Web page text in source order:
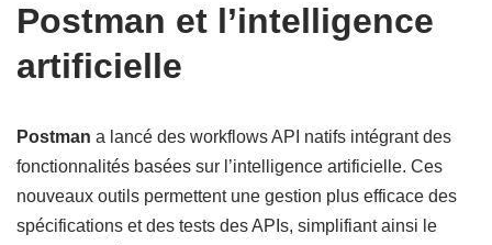
Postman et l’intelligence
artificielle
Postman a lancé des workflows API natifs intégrant des
fonctionnalités basées sur l’intelligence artificielle. Ces
nouveaux outils permettent une gestion plus efficace des
spécifications et des tests des APIs, simplifiant ainsi le